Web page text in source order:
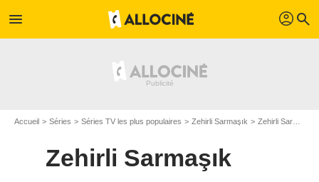
menu profil search
Accueil Séries Séries TV les plus populaires Zehirli Sarmaşık Zehirli Sarmaşık S01
Zehirli Sarmaşık